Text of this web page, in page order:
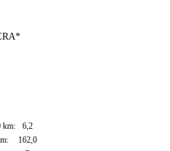
6,2
162,0